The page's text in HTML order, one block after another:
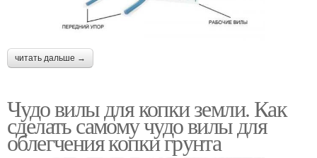
читать дальше →
Чудо вилы для копки земли. Как
сделать самому чудо вилы для
облегчения копки грунта